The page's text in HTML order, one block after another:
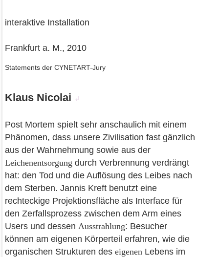
interaktive Installation
Frankfurt a. M., 2010
Statements der CYNETART-Jury
Klaus Nicolai ↲
Post Mortem spielt sehr anschaulich mit einem
Phänomen, dass unsere Zivilisation fast gänzlich
aus der Wahrnehmung sowie aus der
Leichenentsorgung durch Verbrennung verdrängt
hat: den Tod und die Auflösung des Leibes nach
dem Sterben. Jannis Kreft benutzt eine
rechteckige Projektionsfläche als Interface für
den Zerfallsprozess zwischen dem Arm eines
Users und dessen Ausstrahlung: Besucher
können am eigenen Körperteil erfahren, wie die
organischen Strukturen des eigenen Lebens im